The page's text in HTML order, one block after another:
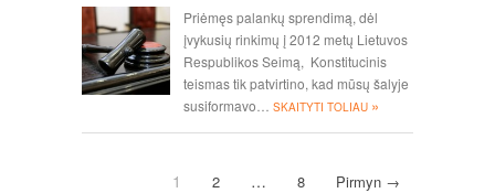
Priėmęs palankų sprendimą, dėl
įvykusių rinkimų į 2012 metų Lietuvos
Respublikos Seimą, Konstitucinis
teismas tik patvirtino, kad mūsų šalyje
susiformavo…
SKAITYTI TOLIAU »
1 2 … 8 Pirmyn →